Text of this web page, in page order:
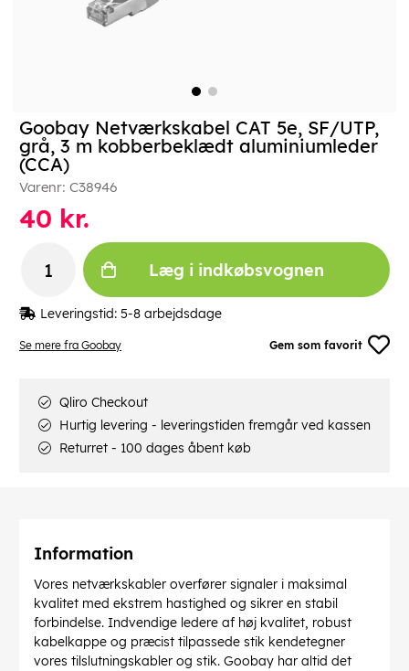
Se mere fra Goobay Gem som favorit
Goobay Netværkskabel CAT 5e, SF/UTP,
grå, 3 m kobberbeklædt aluminiumleder
(CCA)
Varenr: C38946
40 kr.
Læg i indkøbsvognen
Leveringstid: 5-8 arbejdsdage
Qliro Checkout
Hurtig levering - leveringstiden fremgår ved kassen
Returret - 100 dages åbent køb
Information
Vores netværkskabler overfører signaler i maksimal
kvalitet med ekstrem hastighed og sikrer en stabil
forbindelse. Indvendige ledere af høj kvalitet, robust
kabelkappe og præcist tilpassede stik kendetegner
vores tilslutningskabler og stik. Goobay har altid det